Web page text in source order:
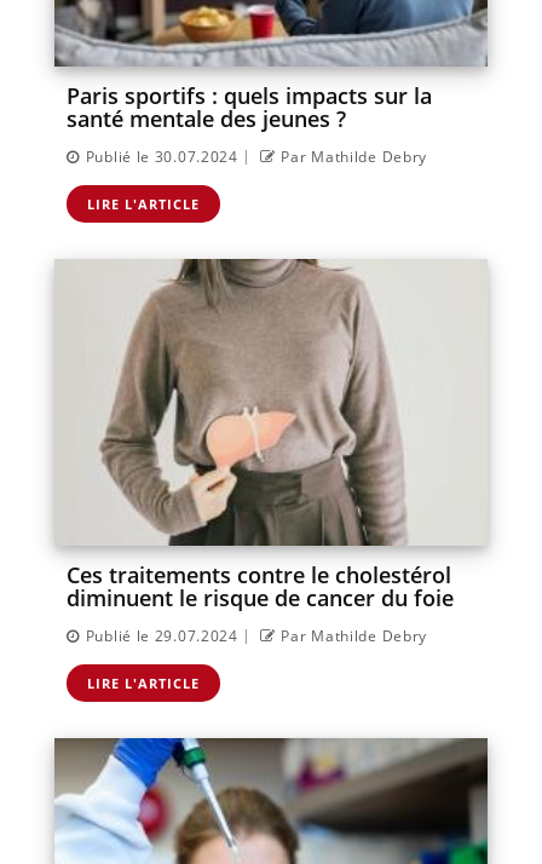
Paris sportifs : quels impacts sur la
santé mentale des jeunes ?
Publié le 30.07.2024 | Par Mathilde Debry
LIRE L'ARTICLE
Ces traitements contre le cholestérol
diminuent le risque de cancer du foie
Publié le 29.07.2024 | Par Mathilde Debry
LIRE L'ARTICLE